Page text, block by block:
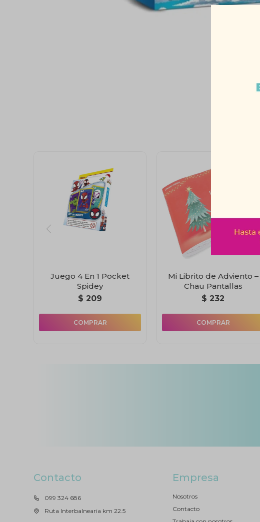
Juego 4 En 1 Pocket
Spidey
$ 209
Mi Librito de Adviento –
Chau Pantallas
$ 232
Contacto
099 324 686
Ruta Interbalnearia km 22.5
Empresa
Nosotros
Contacto